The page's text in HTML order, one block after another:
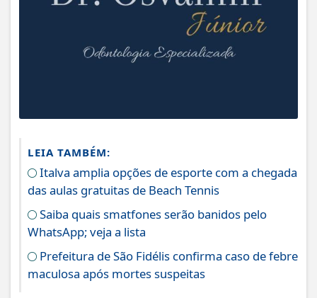
LEIA TAMBÉM:
Italva amplia opções de esporte com a chegada
das aulas gratuitas de Beach Tennis
Saiba quais smatfones serão banidos pelo
WhatsApp; veja a lista
Prefeitura de São Fidélis confirma caso de febre
maculosa após mortes suspeitas